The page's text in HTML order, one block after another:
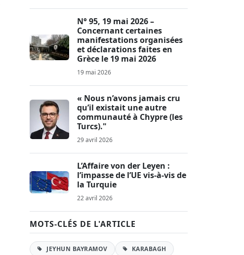
N° 95, 19 mai 2026 –
Concernant certaines
manifestations organisées
et déclarations faites en
Grèce le 19 mai 2026
19 mai 2026
« Nous n’avons jamais cru
qu’il existait une autre
communauté à Chypre (les
Turcs)."
29 avril 2026
L’Affaire von der Leyen :
l’impasse de l’UE vis-à-vis de
la Turquie
22 avril 2026
MOTS-CLÉS DE L'ARTICLE
JEYHUN BAYRAMOV KARABAGH